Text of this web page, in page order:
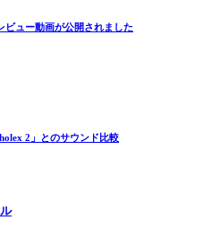
ビュー動画が公開されました
2」とのサウンド比較